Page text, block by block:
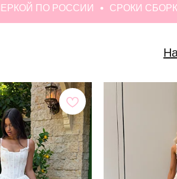
РОССИИ СРОКИ СБОРКИ